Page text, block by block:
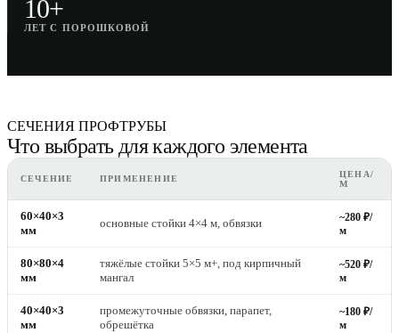
10+
ЛЕТ С ПОРОШКОВОЙ
СЕЧЕНИЯ ПРОФТРУБЫ
Что выбрать для каждого элемента
СЕЧЕНИЕ ПРИМЕНЕНИЕ
ЦЕНА/
М
60×40×3
мм
основные стойки 4×4 м, обвязки
~280 ₽/
м
80×80×4
мм
тяжёлые стойки 5×5 м+, под кирпичный
мангал
~520 ₽/
м
40×40×3
мм
промежуточные обвязки, парапет,
обрешётка
~180 ₽/
м